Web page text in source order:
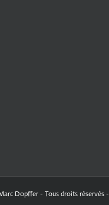
Dopffer - Tous droits réservés -